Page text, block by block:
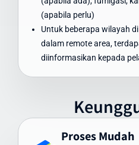
Dapat Diandalkan
Waktu pengiriman paket ke
bagi banyak pengirim.
pengiriman yang dapat
Pengiriman Ekonomis (laut):
Faktor yang memengaruhi waktu
(apabila perlu)
Untuk beberapa wilayah
dalam remote area,
diinformasikan kepada
Proses Mudah